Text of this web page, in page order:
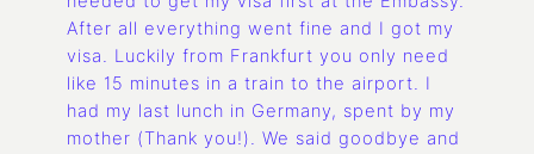
After all everything went fine and I got my
visa. Luckily from Frankfurt you only need
like 15 minutes in a train to the airport. I
had my last lunch in Germany, spent by my
mother (Thank you!). We said goodbye and